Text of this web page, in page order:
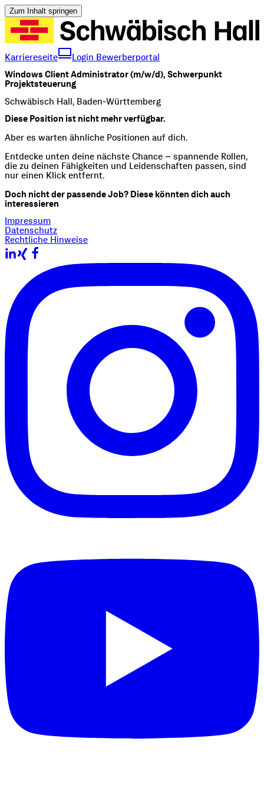
Zum Inhalt springen
Karriereseite
Login Bewerberportal
Windows ClientAdministrator(m/w/d), Schwerpunkt
Projektsteuerung
Schwäbisch Hall, Baden-Württemberg
Diese Position ist nicht mehr verfügbar.
Aber es warten ähnliche Positionen auf dich.
Entdecke unten deine nächste Chance – spannende Rollen,
die zu deinen Fähigkeiten und Leidenschaften passen, sind
nur einen Klick entfernt.
Doch nicht der passende Job? Diese könnten dich auch
interessieren
Impressum
Datenschutz
Rechtliche Hinweise